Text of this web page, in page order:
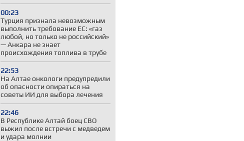
00:23
Турция признала невозможным
выполнить требование ЕС: «газ
любой, но только не российский»
— Анкара не знает
происхождения топлива в трубе
22:53
На Алтае онкологи предупредили
об опасности опираться на
советы ИИ для выбора лечения
22:46
В Республике Алтай боец СВО
выжил после встречи с медведем
и удара молнии